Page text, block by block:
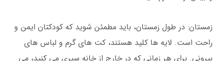
زمستان: در طول زمستان، باید مطمئن شوید که کودکتان ایمن و
راحت است. لایه ها کلید هستند، کت های گرم و لباس های
بیرونی. برای هر زمانی که در خارج از خانه سپری می کنید، می